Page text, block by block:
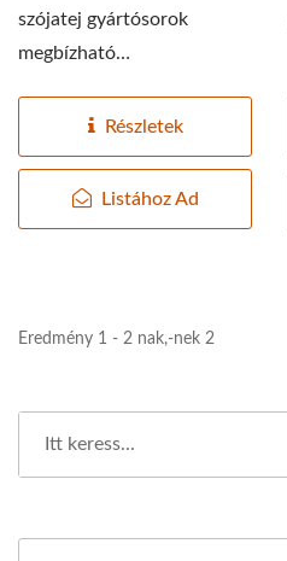
szójatej gyártósorok
megbízható
szabályozzák...Részletek
Listához Ad
Eredmény 1 - 2 nak,-nek 2